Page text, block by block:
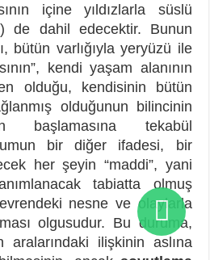
içine yıldızlarla süslü
de dahil edecektir. Bunun
bütün varlığıyla yeryüzü ile
kendi yaşam alanının
olduğu, kendisinin bütün
olduğunun bilincinin
başlamasına tekabül
bir diğer ifadesi, bir
her şeyin “maddi”, yani
tabiatta olmuş
evrendeki nesne ve olaylarla
olgusudur. Bu duruma,
aralarındaki ilişkinin aslına